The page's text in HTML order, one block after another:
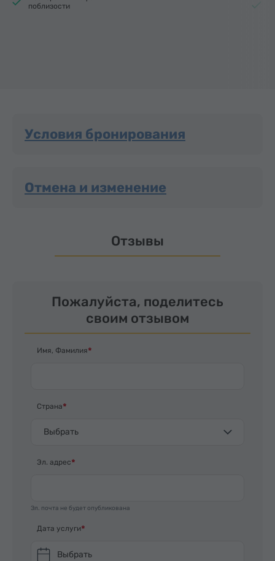
поблизости
Условия бронирования
Отмена и изменение
Отзывы
Пожалуйста, поделитесь
своим отзывом
Имя, Фамилия
Страна
Выбрать
Эл. адрес
Эл. почта не будет опубликована
Дата услуги
Выбрать